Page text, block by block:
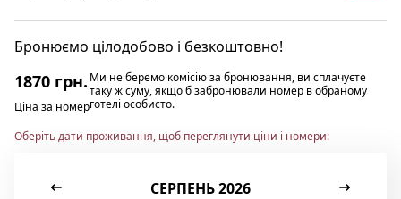
Бронюємо цілодобово і безкоштовно!
1870 грн.
Ціна за номер
Ми не беремо комісію за бронювання, ви сплачуєте
таку ж суму, якщо б забронювали номер в обраному
готелі особисто.
Оберіть дати проживання, щоб переглянути ціни і номери:
СЕРПЕНЬ 2026